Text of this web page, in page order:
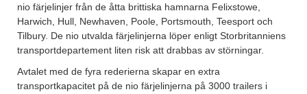
nio färjelinjer från de åtta brittiska hamnarna Felixstowe,
Harwich, Hull, Newhaven, Poole, Portsmouth, Teesport och
Tilbury. De nio utvalda färjelinjerna löper enligt Storbritanniens
transportdepartement liten risk att drabbas av störningar.
Avtalet med de fyra rederierna skapar en extra
transportkapacitet på de nio färjelinjerna på 3000 trailers i